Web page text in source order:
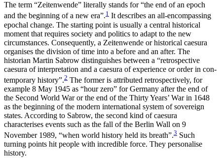
The term “Zeitenwende” literally stands for “the end of an epoch
and the beginning of a new era”.1 It describes an all-encompassing
epochal change. The starting point is usually a central historical
moment that requires society and politics to adapt to the new
circumstances. Consequently, a Zeitenwende or his­torical caesura
organises the division of time into a before and an after. The
historian Martin Sabrow dis­tinguishes between a “retrospective
caesura of inter­pretation and a caesura of experience or order in con­
temporary history”.2 The former is attributed retro­spectively, for
example 8 May 1945 as “hour zero” for Germany after the end of
the Second World War or the end of the Thirty Years’ War in 1648
as the beginning of the modern international system of sovereign
states. According to Sabrow, the second kind of caesura
characterises events such as the fall of the Berlin Wall on 9
November 1989, “when world history held its breath”.3 Such
turning points hit people with incredible force. They personalise
history.